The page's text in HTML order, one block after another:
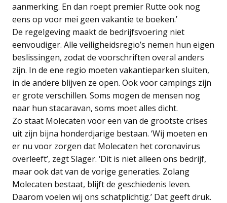
aanmerking. En dan roept premier Rutte ook nog
eens op voor mei geen vakantie te boeken.’
De regelgeving maakt de bedrijfsvoering niet
eenvoudiger. Alle veiligheidsregio’s nemen hun eigen
beslissingen, zodat de voorschriften overal anders
zijn. In de ene regio moeten vakantieparken sluiten,
in de andere blijven ze open. Ook voor campings zijn
er grote verschillen. Soms mogen de mensen nog
naar hun stacaravan, soms moet alles dicht.
Zo staat Molecaten voor een van de grootste crises
uit zijn bijna honderdjarige bestaan. ‘Wij moeten en
er nu voor zorgen dat Molecaten het coronavirus
overleeft’, zegt Slager. ‘Dit is niet alleen ons bedrijf,
maar ook dat van de vorige generaties. Zolang
Molecaten bestaat, blijft de geschiedenis leven.
Daarom voelen wij ons schatplichtig.’ Dat geeft druk.